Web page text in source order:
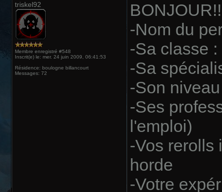
triskel92
Membre enregistré #548
Inscrit(e) le: mer. 24 juin 2009, 06:41:53
Résidence: boulogne billancourt
Messages: 72
-Nom du
-Sa classe
-Sa
-Son
-Ses
l'emploi)
-Vos rerolls
horde
-Votre